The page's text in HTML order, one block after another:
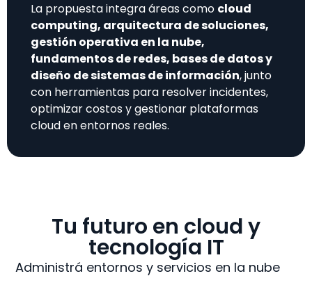
La propuesta integra áreas como cloud
computing, arquitectura de soluciones,
gestión operativa en la nube,
fundamentos de redes, bases de datos y
diseño de sistemas de información, junto
con herramientas para resolver incidentes,
optimizar costos y gestionar plataformas
cloud en entornos reales.
Tu futuro en cloud y
tecnología IT
Administrá entornos y servicios en la nube